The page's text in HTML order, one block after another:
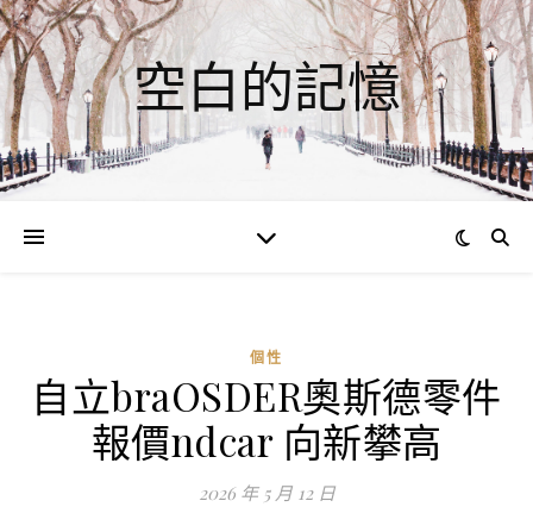
空白的記憶
個性
自立braOSDER奧斯德零件
報價ndcar 向新攀高
2026 年 5 月 12 日